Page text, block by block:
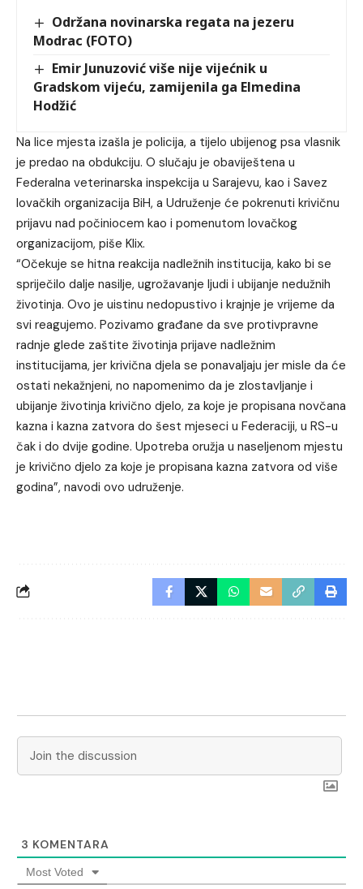
Održana novinarska regata na jezeru
Modrac (FOTO)
Emir Junuzović više nije vijećnik u
Gradskom vijeću, zamijenila ga Elmedina
Hodžić
Na lice mjesta izašla je policija, a tijelo ubijenog psa vlasnik
je predao na obdukciju. O slučaju je obaviještena u
Federalna veterinarska inspekcija u Sarajevu, kao i Savez
lovačkih organizacija BiH, a Udruženje će pokrenuti krivičnu
prijavu nad počiniocem kao i pomenutom lovačkog
organizacijom, piše Klix.
“Očekuje se hitna reakcija nadležnih institucija, kako bi se
spriječilo dalje nasilje, ugrožavanje ljudi i ubijanje nedužnih
životinja. Ovo je uistinu nedopustivo i krajnje je vrijeme da
svi reagujemo. Pozivamo građane da sve protivpravne
radnje glede zaštite životinja prijave nadležnim
institucijama, jer krivična djela se ponavaljaju jer misle da će
ostati nekažnjeni, no napomenimo da je zlostavljanje i
ubijanje životinja krivično djelo, za koje je propisana novčana
kazna i kazna zatvora do šest mjeseci u Federaciji, u RS-u
čak i do dvije godine. Upotreba oružja u naseljenom mjestu
je krivično djelo za koje je propisana kazna zatvora od više
godina”, navodi ovo udruženje.
3 KOMENTARA
Most Voted